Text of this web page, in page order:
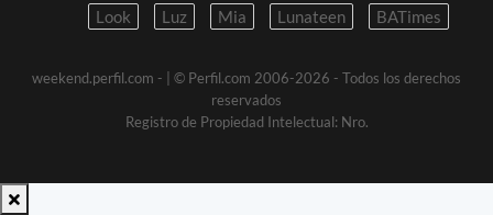
Look
Luz Mia Lunateen BATimes
weekend.perfil.com -
| © Perfil.com 2006-2026 - Todos los derechos
reservados
Registro de Propiedad Intelectual: Nro.